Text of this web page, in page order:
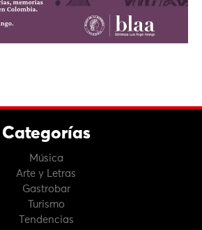
Categorías
Música
Arte y Letras
Gastrobar
Turismo
Tendencias